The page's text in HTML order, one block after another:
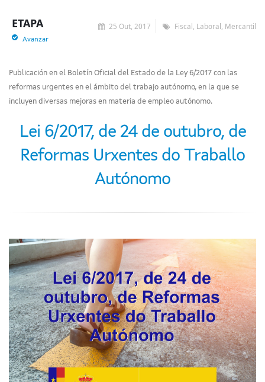
25 Out, 2017 Fiscal, Laboral, Mercantil
ETAPA
Avanzar
Publicación en el Boletín Oficial del Estado de la Ley 6/2017 con las
reformas urgentes en el ámbito del trabajo autónomo, en la que se
incluyen diversas mejoras en materia de empleo autónomo.
Lei 6/2017, de 24 de outubro, de
Reformas Urxentes do Traballo
Autónomo